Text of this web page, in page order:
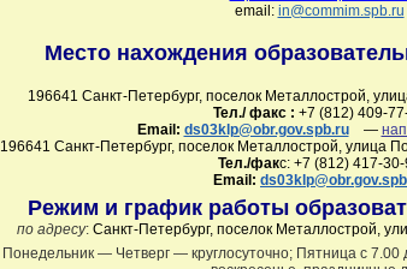
email: in@commim.spb.ru
Место нахождения
196641 Санкт-Петербург, поселок Металлострой,
Тел./ факс : +7 (812) 409-
Email: ds03klp@obr.gov.spb.ru—
196641 Санкт-Петербург, поселок Металлострой, улица
Тел./факс: +7 (812) 417-
Email:
Режим и график работы
по адресу: Санкт-Петербург, поселок Металлострой,
Понедельник — Четверг — круглосуточно; Пятница с 7.00